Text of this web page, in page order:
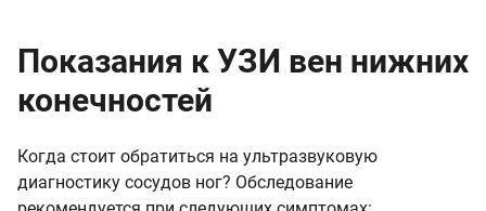
Показания к УЗИ вен нижних
конечностей
Когда стоит обратиться на ультразвуковую
диагностику сосудов ног? Обследование